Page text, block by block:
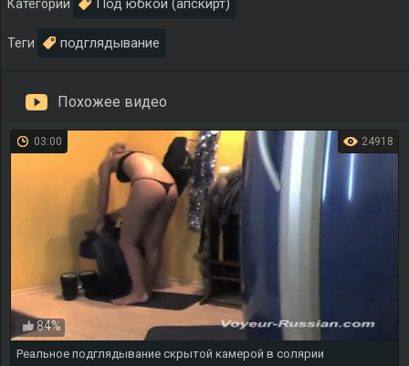
Категории
Теги подглядывание
Похожее видео
24918
03:00
84%
Реальное подглядывание скрытой камерой в солярии